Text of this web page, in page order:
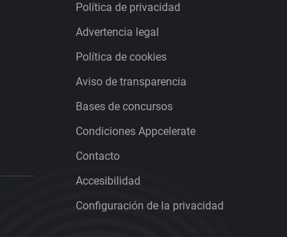
Política de privacidad
Advertencia legal
Política de cookies
Aviso de transparencia
Bases de concursos
Condiciones Appcelerate
Contacto
Accesibilidad
Configuración de la privacidad